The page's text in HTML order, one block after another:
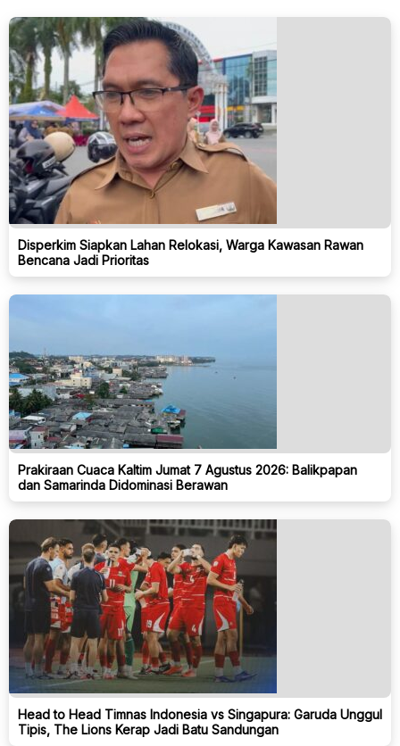
Disperkim Siapkan Lahan Relokasi, Warga Kawasan Rawan
Bencana Jadi Prioritas
Prakiraan Cuaca Kaltim Jumat 7 Agustus 2026: Balikpapan
dan Samarinda Didominasi Berawan
Head to Head Timnas Indonesia vs Singapura: Garuda Unggul
Tipis, The Lions Kerap Jadi Batu Sandungan